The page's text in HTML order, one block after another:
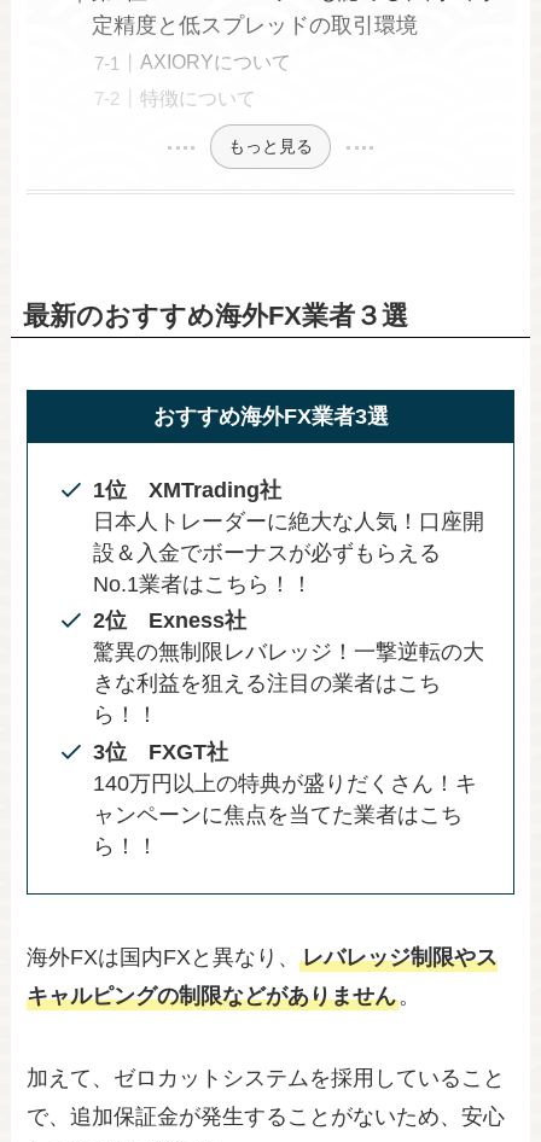
定精度と低スプレッドの取引環境
AXIORYについて
特徴について
もっと見る
最新のおすすめ海外FX業者３選
おすすめ海外FX業者3選
1位 XMTrading社
日本人トレーダーに絶大な人気！口座開
設＆入金でボーナスが必ずもらえる
No.1業者はこちら！！
2位 Exness社
驚異の無制限レバレッジ！一撃逆転の大
きな利益を狙える注目の業者はこち
ら！！
3位 FXGT社
140万円以上の特典が盛りだくさん！キ
ャンペーンに焦点を当てた業者はこち
ら！！
海外FXは国内FXと異なり、レバレッジ制限やス
キャルピングの制限などがありません。
加えて、ゼロカットシステムを採用していること
で、追加保証金が発生することがないため、安心